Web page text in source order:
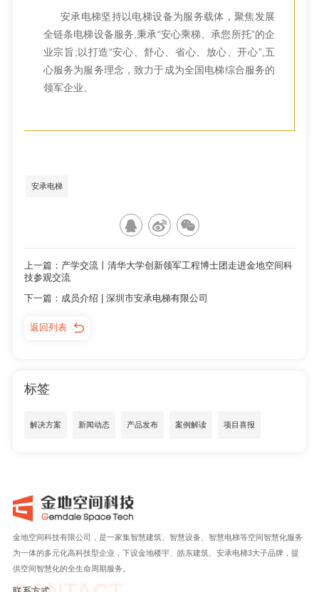
安承电梯坚持以电梯设备为服务载体，聚焦发展
全链条电梯设备服务,秉承“安心乘梯、承您所托”的企
业宗旨;以打造“安心、舒心、省心、放心、开心”,五
心服务为服务理念，致力于成为全国电梯综合服务的
领军企业。
安承电梯
上一篇：产学交流丨清华大学创新领军工程博士团走进金地空间科
技参观交流
下一篇：成员介绍 | 深圳市安承电梯有限公司
返回列表
标签
解决方案 新闻动态 产品发布 案例解读 项目喜报
金地空间科技有限公司，是一家集智慧建筑、智慧设备、智慧电梯等空间智慧化服务
为一体的多元化高科技型企业，下设金地楼宇、皓东建筑、安承电梯3大子品牌，提
供空间智慧化的全生命周期服务。